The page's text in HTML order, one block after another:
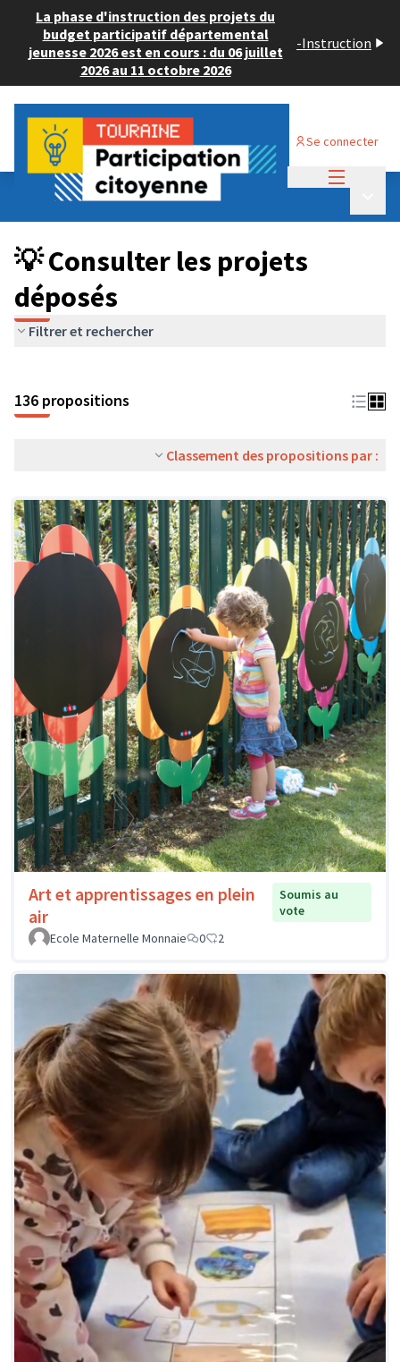
La phase d'instruction des projets du
budget participatif départemental
jeunesse 2026 est en cours : du 06 juillet
2026 au 11 octobre 2026
-Instruction
Se connecter
Budget Participatif JEUNESSE 2024
💡 Consulter les projets déposés
💡 Consulter les projets
déposés
Filtrer et rechercher
136 propositions
Classement des propositions par :
Art et apprentissages en plein
air
Soumis au
vote
Ecole Maternelle Monnaie
0 2